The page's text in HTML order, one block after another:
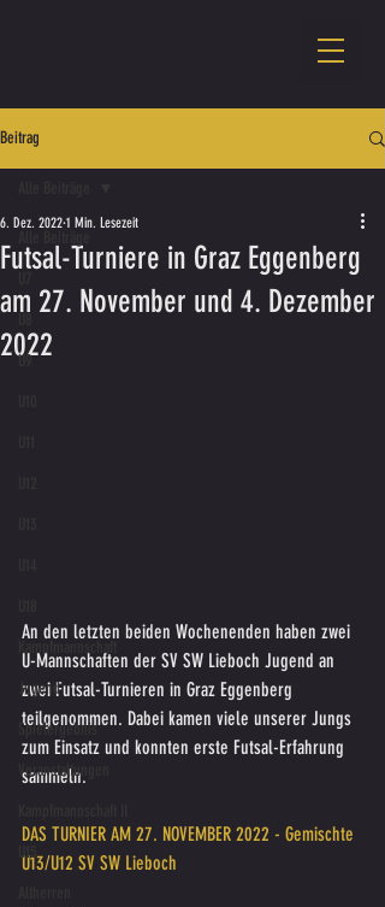
Beitrag
U9
Jugend
Spielergebnis
Veranstaltungen
U15
Futsal-Turniere in Graz Eggenberg
am 27. November und 4. Dezember
2022
6. Dez. 2022 1 Min. Lesezeit
An den letzten beiden Wochenenden haben zwei
U-Mannschaften der SV SW Lieboch Jugend an
zwei Futsal-Turnieren in Graz Eggenberg
teilgenommen. Dabei kamen viele unserer Jungs
zum Einsatz und konnten erste Futsal-Erfahrung
sammeln.
DAS TURNIER AM 27. NOVEMBER 2022 - Gemischte
U13/U12 SV SW Lieboch